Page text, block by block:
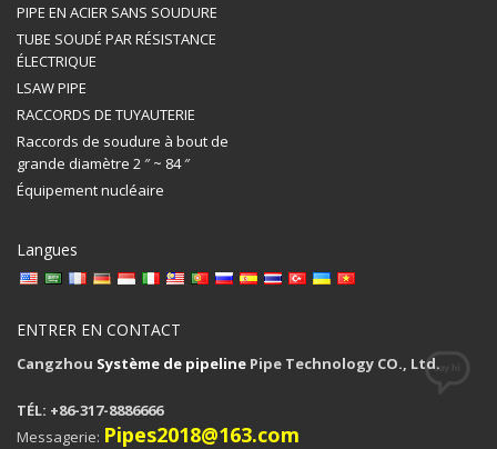
PIPE EN ACIER SANS SOUDURE
TUBE SOUDÉ PAR RÉSISTANCE
ÉLECTRIQUE
LSAW PIPE
RACCORDS DE TUYAUTERIE
Raccords de soudure à bout de
grande diamètre 2 ″ ~ 84 ″
Équipement nucléaire
Langues
ENTRER EN CONTACT
Cangzhou Système de pipeline Pipe Technology CO., Ltd.
TÉL: +86-317-8886666
Messagerie: Pipes2018@163.com